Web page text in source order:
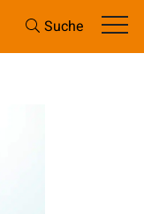
Suche